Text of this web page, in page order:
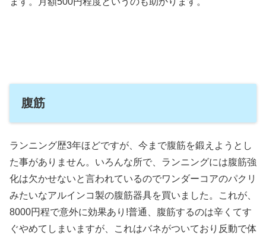
腹筋
ランニング歴3年ほどですが、今まで腹筋を鍛えようとし
た事がありません。いろんな所で、ランニングには腹筋強
化は欠かせないと言われているのでワンダーコアのパクリ
みたいなアルインコ製の腹筋器具を買いました。これが、
8000円程で意外に効果あり!普通、腹筋するのは辛くてす
ぐやめてしまいますが、これはバネがついており反動で体